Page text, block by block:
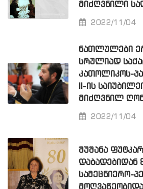
ᲛᲘᲫᲦᲕᲜᲘᲚᲘ
2022/11/04
ᲜᲐᲗᲚᲣᲚᲔᲑᲘ
ᲡᲠᲣᲚᲘᲐᲓ
ᲙᲐᲗᲝᲚᲘᲙᲝᲡ-
II-ᲘᲡ
ᲛᲘᲫᲦᲕᲜᲘᲚ
2022/11/04
ᲨᲣᲨᲐᲜᲐ
ᲓᲐᲑᲐᲓᲔᲑᲘᲓᲐᲜ
ᲡᲐᲛᲔᲪᲜᲘᲔᲠᲝ-